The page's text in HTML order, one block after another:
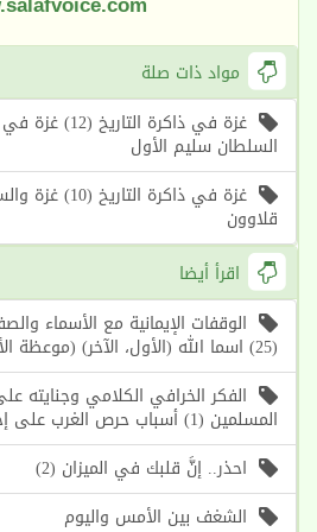
مواد ذات صلة
غزة في ذاكرة التاريخ
السلطان سليم الأول
غزة في ذاكرة التاريخ
قلاوون
اقرأ أيضا
الوقفات الإيمانية مع الأسماء
(25) اسما الله (الأول، الآخر) (موعظة الأسبوع)
الفكر الخرافي الكلامي وجنايته
المسلمين (1) أسباب حرص الغرب على إحياء هذا الفكر (1)
احذر.. إنَّ قلبك في الميزان (2)
الشغف بين الأمس واليوم